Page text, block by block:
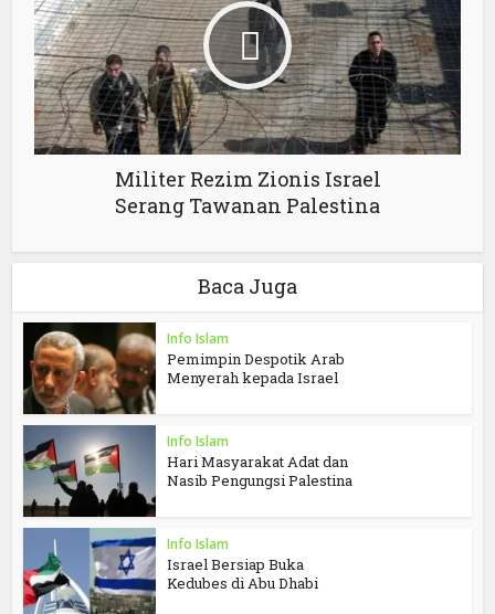
Militer Rezim Zionis Israel
Serang Tawanan Palestina
Baca Juga
Info Islam
Pemimpin Despotik Arab
Menyerah kepada Israel
Info Islam
Hari Masyarakat Adat dan
Nasib Pengungsi Palestina
Info Islam
Israel Bersiap Buka
Kedubes di Abu Dhabi